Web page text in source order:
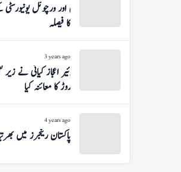
اوپن اور ورچوئل
کا فیصلہ
3 years ago
بریگیڈئیر اعجاز کیانی نے
روڑ کا معائنہ کیا
4 years ago
پاکستان رینجرز میں